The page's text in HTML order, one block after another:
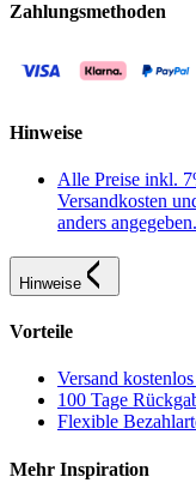
Zahlungsmethoden
Hinweise
Alle Preise inkl.
Versandkosten
anders angegeben.
Hinweise
Vorteile
Versand
100 Tage
Flexible
Mehr Inspiration